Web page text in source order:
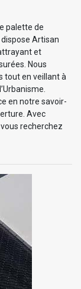
palette de
Artisan
et
Nous
tout en veillant à
en notre savoir-
Avec
recherchez